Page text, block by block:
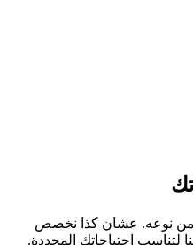
من نوعه. عشان كذا نخصص
لتناسب احتياجاتك المحددة.